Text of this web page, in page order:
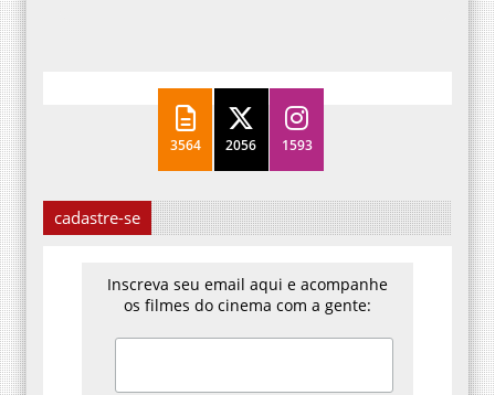
3564 2056 1593
cadastre-se
Inscreva seu email aqui e acompanhe
os filmes do cinema com a gente: